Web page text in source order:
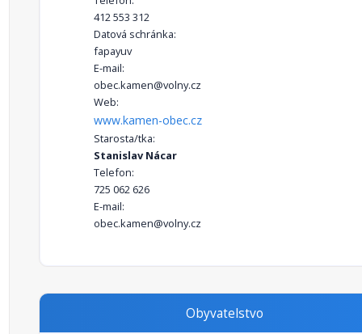
412 553 312
Datová schránka:
fapayuv
E-mail:
obec.kamen@volny.cz
Web:
www.kamen-obec.cz
Starosta/tka:
Stanislav Nácar
Telefon:
725 062 626
E-mail:
obec.kamen@volny.cz
Obyvatelstvo